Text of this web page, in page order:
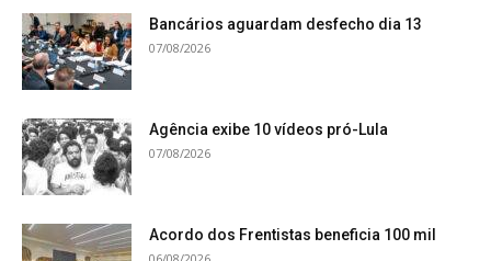
Bancários aguardam desfecho dia 13
07/08/2026
Agência exibe 10 vídeos pró-Lula
07/08/2026
Acordo dos Frentistas beneficia 100 mil